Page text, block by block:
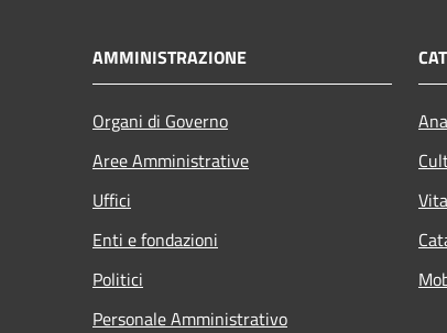
AMMINISTRAZIONE
Organi di Governo
Aree Amministrative
Uffici
Enti e fondazioni
Politici
Personale Amministrativo